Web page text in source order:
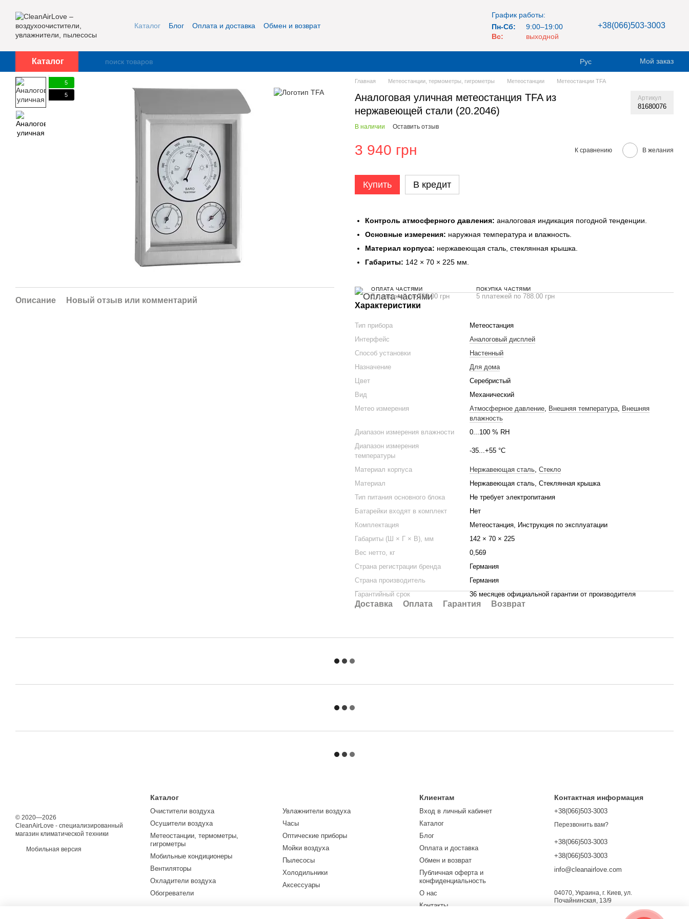
Каталог Блог Оплата и доставка
Обмен и возврат
График работы:
Пн-Сб:
9:00–19:00
Вс:
выходной
+38(066)503-3003
Каталог Рус Мой заказ
5
5
Описание Новый отзыв или комментарий
Главная Метеостанции, термометры, гигрометры Метеостанции Метеостанции TFA
Аналоговая уличная метеостанция TFA из
нержавеющей стали (20.2046)
Артикул
81680076
В наличии Оставить отзыв
3 940 грн К сравнению В желания
Купить В кредит
Контроль атмосферного давления: аналоговая индикация погодной тенденции.
Основные измерения: наружная температура и влажность.
Материал корпуса: нержавеющая сталь, стеклянная крышка.
Габариты: 142 × 70 × 225 мм.
ОПЛАТА ЧАСТЯМИ
5 платежей по 788.00 грн
ПОКУПКА ЧАСТЯМИ
5 платежей по 788.00 грн
Характеристики
Тип прибора
Метеостанция
Интерфейс
Аналоговый дисплей
Способ установки
Настенный
Назначение
Для дома
Цвет
Серебристый
Вид
Механический
Метео измерения
Атмосферное давление, Внешняя температура, Внешняя
влажность
Диапазон измерения влажности
0...100 % RH
Диапазон измерения
температуры
-35...+55 °C
Материал корпуса Нержавеющая сталь, Стекло
Материал
Нержавеющая сталь, Стеклянная крышка
Тип питания основного блока
Не требует электропитания
Батарейки входят в комплект
Нет
Комплектация
Метеостанция, Инструкция по эксплуатации
Габариты (Ш × Г × В), мм
142 × 70 × 225
Вес нетто, кг
0,569
Страна регистрации бренда
Германия
Страна производитель
Германия
Гарантийный срок
36 месяцев официальной гарантии от производителя
Доставка Оплата Гарантия Возврат
© 2020—2026
CleanAirLove - специализированный
магазин климатической техники
Мобильная версия
Каталог
Очистители воздуха
Осушители воздуха
Метеостанции, термометры,
гигрометры
Мобильные кондиционеры
Вентиляторы
Охладители воздуха
Обогреватели
Увлажнители воздуха
Часы
Оптические приборы
Мойки воздуха
Пылесосы
Холодильники
Аксессуары
Клиентам
Вход в личный кабинет
Каталог
Блог
Оплата и доставка
Обмен и возврат
Публичная оферта и
конфиденциальность
О нас
Контакты
Контактная информация
+38(066)503-3003
Перезвонить вам?
+38(066)503-3003
+38(066)503-3003
info@cleanairlove.com
04070, Украина, г. Киев, ул.
Почайнинская, 13/9